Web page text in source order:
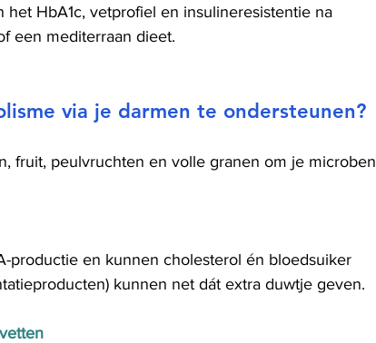
HbA1c, vetprofiel en insulineresistentie na
een mediterraan dieet.
via je darmen te ondersteunen?
fruit, peulvruchten en volle granen om je microben
productie en kunnen cholesterol én bloedsuiker
kunnen net dát extra duwtje geven.